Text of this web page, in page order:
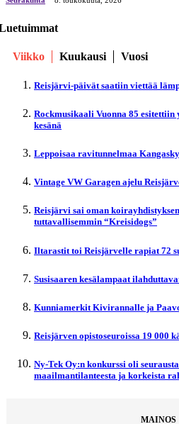
Viikko Kuukausi Vuosi
Reisjärvi-päivät saatiin viettää
Rockmusikaali Vuonna 85 esitettiin
kesänä
Leppoisaa ravitunnelmaa
Vintage VW Garagen ajelu
Reisjärvi sai oman
tuttavallisemmin “Kreisidogs”
Iltarastit toi Reisjärvelle rapiat 72
Susisaaren kesälampaat
Kunniamerkit Kivirannalle ja
Reisjärven opistoseuroissa 19 000
Ny-Tek Oy:n konkurssi oli
maailmantilanteesta ja korkeista
MAINOS